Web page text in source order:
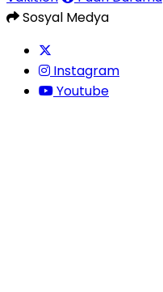
Sosyal Medya
Instagram
Youtube